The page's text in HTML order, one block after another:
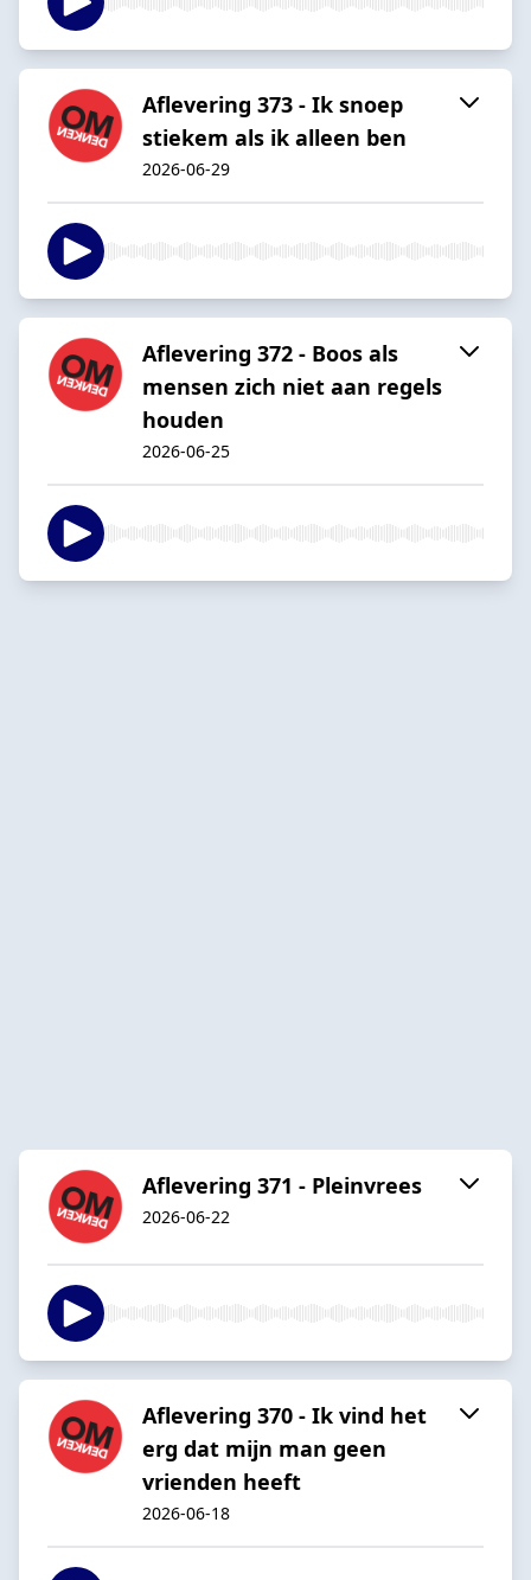
Aflevering 373 - Ik snoep
stiekem als ik alleen ben
2026-06-29
Aflevering 372 - Boos als
mensen zich niet aan regels
houden
2026-06-25
Aflevering 371 - Pleinvrees
2026-06-22
Aflevering 370 - Ik vind het
erg dat mijn man geen
vrienden heeft
2026-06-18